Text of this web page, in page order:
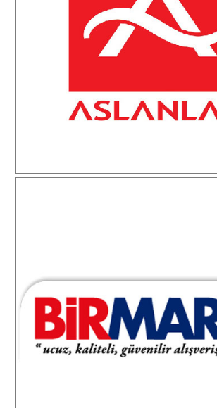
Aslanlar Nakliyat
Birmar